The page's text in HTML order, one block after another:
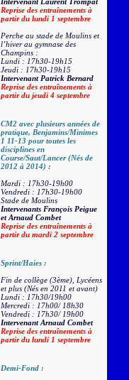
Reprise des entraînements à
partir du lundi 1 septembre
Perche au stade de Moulins et
l’hiver au gymnase des
Champins :
Lundi : 17h30-19h15
Jeudi : 17h30-19h15
Intervenant Patrick Bernard
Reprise des entraînements à
partir du jeudi 4 septembre
CM2 avec plusieurs années de
pratique, Benjamins/Minimes
1 11-13 pour toutes les
disciplines en
Course/Saut/Lancer (Nés de
2012 à 2014) :
Mardi : 17h30-19h00
Vendredi : 17h30-19h00
Stade de Moulins
Intervenants François Peigue
et Arnaud Combet
Reprise des entraînements à
partir du mardi 2 septembre
Sprint/Haies :
Fin de collège (3ème), Lycéens
et plus (Nés en 2011 et avant)
Lundi : 17h30/19h00
Mercredi : 17h00/ 18h30
Vendredi : 17h30/ 19h00
Intervenant Arnaud Combet
Reprise des entraînements à
partir du lundi 1 septembre
Demi-Fond :